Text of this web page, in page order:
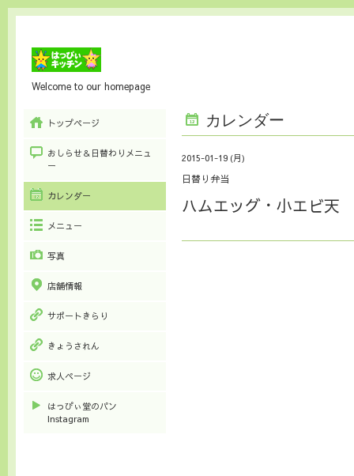
Welcome to our homepage
カレンダー
2015-01-19 (月)
日替り弁当
ハムエッグ・小エビ天
トップページ
おしらせ＆日替わりメニュ
ー
カレンダー
メニュー
写真
店舗情報
サポートきらり
きょうされん
求人ページ
はっぴぃ堂のパン
Instagram